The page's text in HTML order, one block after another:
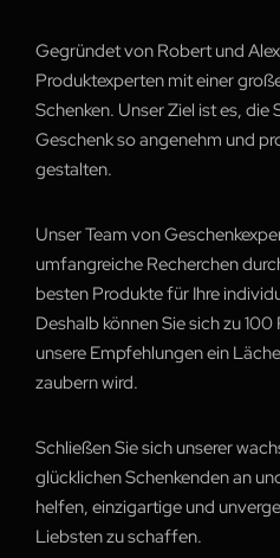
Gegründet von Robert und
Produktexperten mit einer
Schenken. Unser Ziel ist es,
Geschenk so angenehm und
gestalten.
Unser Team von
umfangreiche Recherchen
besten Produkte für Ihre
Deshalb können Sie sich zu
unsere Empfehlungen ein
zaubern wird.
Schließen Sie sich unserer
glücklichen Schenkenden an
helfen, einzigartige und
Liebsten zu schaffen.